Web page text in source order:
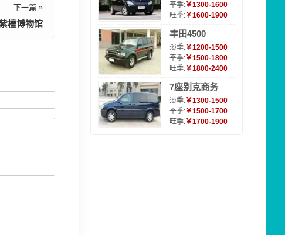
下一篇 »
檀博物馆
平季:￥1300-1600
旺季:￥1600-1900
丰田4500
淡季:￥1200-1500
平季:￥1500-1800
旺季:￥1800-2400
7座别克商务
淡季:￥1300-1500
平季:￥1500-1700
旺季:￥1700-1900